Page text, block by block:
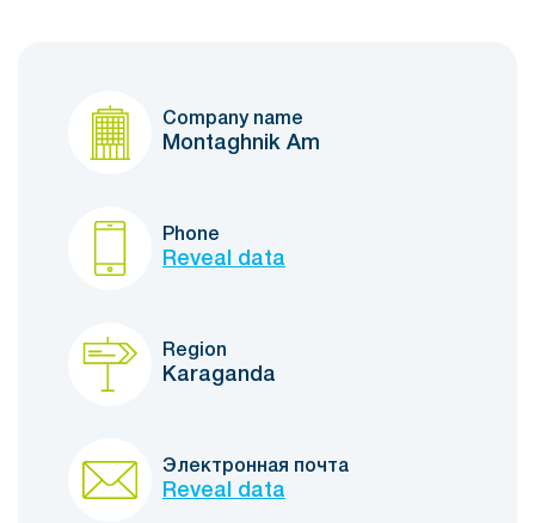
Company name
Montaghnik Am
Phone
Reveal data
Region
Karaganda
Электронная почта
Reveal data